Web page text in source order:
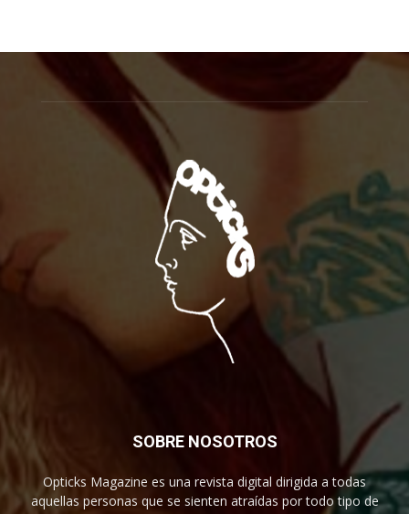
SOBRE NOSOTROS
Opticks Magazine es una revista digital dirigida a todas
aquellas personas que se sienten atraídas por todo tipo de